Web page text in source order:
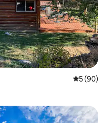
5 de uma
5 (90)